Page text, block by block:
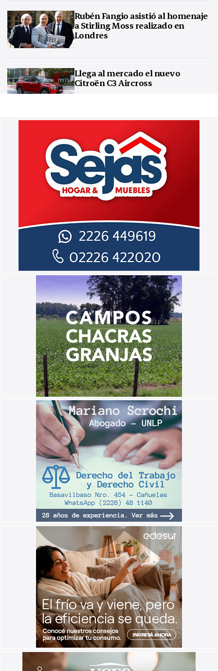
Rubén Fangio asistió al homenaje
a Stirling Moss realizado en
Londres
Llega al mercado el nuevo
Citroën C3 Aircross